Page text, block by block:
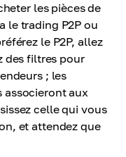
les pièces de
le trading P2P ou
le P2P, allez
des filtres pour
; les
associeront aux
celle qui vous
et attendez que